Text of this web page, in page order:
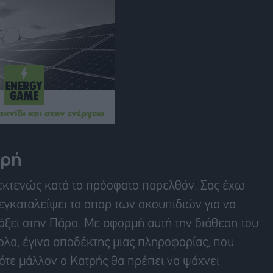
κατά το πρόσφατο παρελθόν. Σας έχω
το σπορ των σκουπιδιών για να
στην Πάρο. Με αφορμή αυτή την διάθεση του
έγινα αποδέκτης μιας πληροφορίας, που
μάλλον ο Κατρής θα πρέπει να ψάχνει